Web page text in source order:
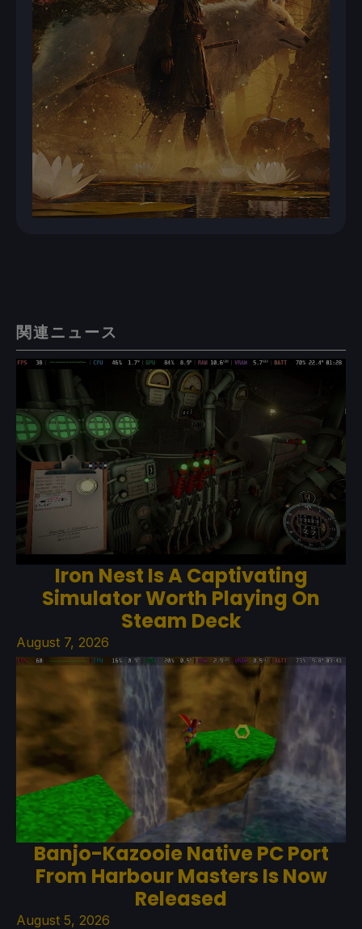
関連ニュース
Iron Nest Is A Captivating
Simulator Worth Playing On
Steam Deck
August 7, 2026
Banjo-Kazooie Native PC Port
From Harbour Masters Is Now
Released
August 5, 2026